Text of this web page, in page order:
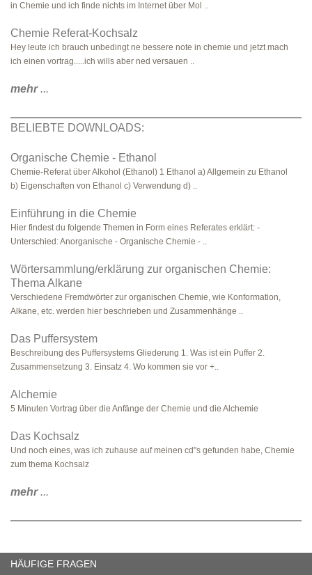
in Chemie und ich finde nichts im Internet über Mol ..
Chemie Referat-Kochsalz
Hey leute ich brauch unbedingt ne bessere note in chemie und jetzt mach
ich einen vortrag.....ich wills aber ned versauen ..
mehr...
BELIEBTE DOWNLOADS:
Organische Chemie - Ethanol
Chemie-Referat über Alkohol (Ethanol) 1 Ethanol a) Allgemein zu Ethanol
b) Eigenschaften von Ethanol c) Verwendung d) ..
Einführung in die Chemie
Hier findest du folgende Themen in Form eines Referates erklärt: -
Unterschied: Anorganische - Organische Chemie - ..
Wörtersammlung/erklärung zur organischen Chemie:
Thema Alkane
Verschiedene Fremdwörter zur organischen Chemie, wie Konformation,
Alkane, etc. werden hier beschrieben und Zusammenhänge ..
Das Puffersystem
Beschreibung des Puffersystems Gliederung 1. Was ist ein Puffer 2.
Zusammensetzung 3. Einsatz 4. Wo kommen sie vor +..
Alchemie
5 Minuten Vortrag über die Anfänge der Chemie und die Alchemie
Das Kochsalz
Und noch eines, was ich zuhause auf meinen cd"s gefunden habe, Chemie
zum thema Kochsalz
mehr...
HÄUFIGE FRAGEN